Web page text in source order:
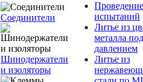
Соединители
Шинодержатели
и изоляторы
Проведение
испытаний
Литье из
металла под
давлением
Литье из